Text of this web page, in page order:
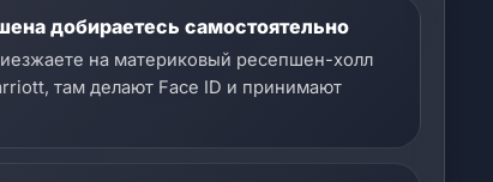
добираетесь самостоятельно
на материковый ресепшен-холл
там делают Face ID и принимают